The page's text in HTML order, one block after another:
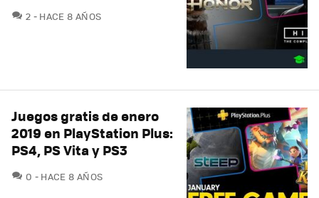
2 COMENTARIOS
HACE 8 AÑOS
Juegos gratis de enero
2019 en PlayStation Plus:
PS4, PS Vita y PS3
0 COMENTARIOS
HACE 8 AÑOS